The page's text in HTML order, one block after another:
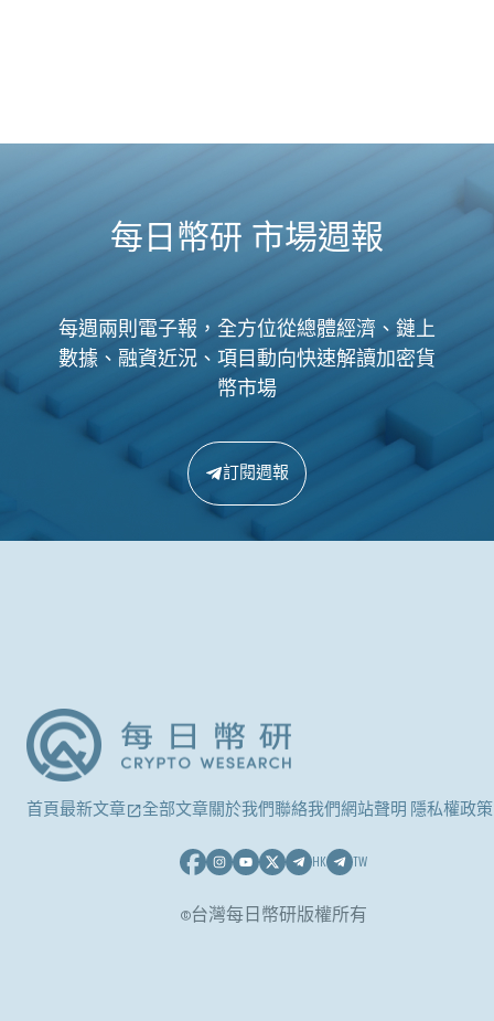
每日幣研 市場週報
每週兩則電子報，全方位從總體經濟、鏈上
數據、融資近況、項目動向快速解讀加密貨
幣市場
訂閱週報
首頁最新文章 全部文章關於我們聯絡我們網站聲明 隱私權政策
HK TW
©台灣每日幣研版權所有